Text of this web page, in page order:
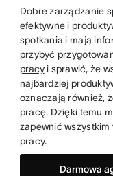
Dobre zarządzanie
efektywne i
spotkania i mają
przybyć
pracyi sprawić, że
najbardziej
oznaczają również,
pracę. Dzięki temu
zapewnić
pracy.
Darmowa